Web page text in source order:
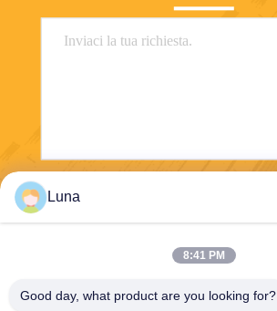
Luna
8:41 PM
Good day, what product are you looking for?